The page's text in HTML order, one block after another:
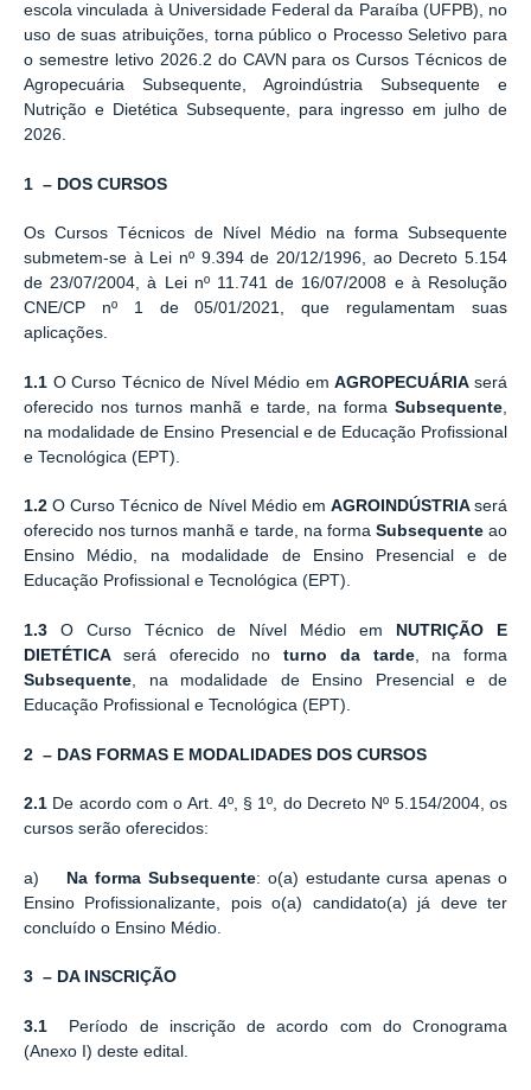
escola vinculada à Universidade Federal da Paraíba (UFPB), no
uso de suas atribuições, torna público o Processo Seletivo para
o semestre letivo 2026.2 do CAVN para os Cursos Técnicos de
Agropecuária Subsequente, Agroindústria Subsequente e
Nutrição e Dietética Subsequente, para ingresso em julho de
2026.
1 – DOS CURSOS
Os Cursos Técnicos de Nível Médio na forma Subsequente
submetem-se à Lei nº 9.394 de 20/12/1996, ao Decreto 5.154
de 23/07/2004, à Lei nº 11.741 de 16/07/2008 e à Resolução
CNE/CP nº 1 de 05/01/2021, que regulamentam suas
aplicações.
1.1 O Curso Técnico de Nível Médio emAGROPECUÁRIAserá
oferecido nos turnos manhã e tarde, na forma Subsequente
na modalidade de Ensino Presencial e de Educação Profissional
e Tecnológica (EPT).
1.2O Curso Técnico de Nível Médio em AGROINDÚSTRIAserá
oferecido nos turnos manhã e tarde, na forma Subsequenteao
Ensino Médio, na modalidade de Ensino Presencial e de
Educação Profissional e Tecnológica (EPT).
1.3 O Curso Técnico de Nível Médio em
NUTRIÇÃO E
DIETÉTICA será oferecido no turno datarde, na forma
Subsequente, na modalidade de Ensino Presencial e de
Educação Profissional e Tecnológica (EPT).
2 – DAS FORMAS E MODALIDADES DOS CURSOS
2.1 De acordo com o Art. 4º, § 1º, do Decreto Nº 5.154/2004, os
cursos serão oferecidos:
a) Na forma Subsequente: o(a) estudante cursa apenas o
Ensino Profissionalizante, pois o(a) candidato(a) já deve ter
concluído o Ensino Médio.
3 – DA INSCRIÇÃO
3.1
Período de inscrição de acordo com do Cronograma
(Anexo I) deste edital.